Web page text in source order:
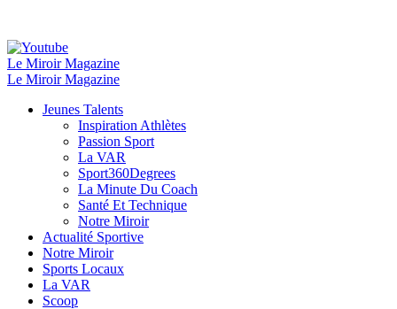
Le Miroir Magazine
Le Miroir Magazine
Jeunes Talents
Inspiration Athlètes
Passion Sport
La VAR
Sport360Degrees
La Minute Du Coach
Santé Et Technique
Notre Miroir
Actualité Sportive
Notre Miroir
Sports Locaux
La VAR
Scoop